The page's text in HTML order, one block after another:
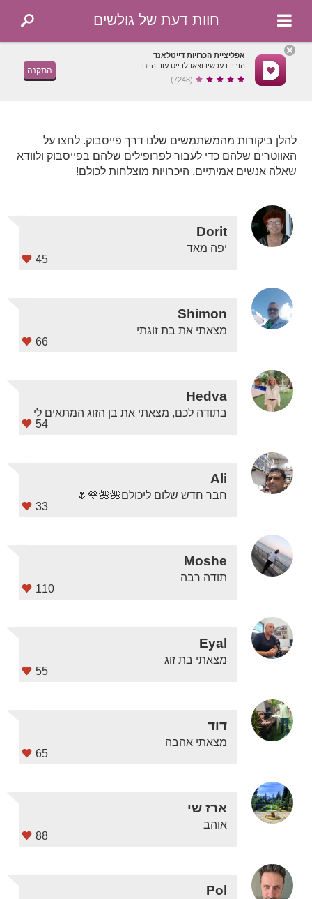
חוות דעת של גולשים
אפליציית הכרויות דייטלאנד
הורידו עכשיו וצאו לדייט עוד היום!
(7248)
התקנה
להלן ביקורות מהמשתמשים שלנו דרך פייסבוק. לחצו על
האווטרים שלהם כדי לעבור לפרופילים שלהם בפייסבוק ולוודא
שאלה אנשים אמיתיים. היכרויות מוצלחות לכולם!
45
Dorit
יפה מאד
66
Shimon
מצאתי את בת זוגתי
54
Hedva
בתודה לכם, מצאתי את בן הזוג המתאים לי
33
Ali
חבר חדש שלום ליכולם🌺🌺🌹🌷
110
Moshe
תודה רבה
55
Eyal
מצאתי בת זוג
65
דוד
מצאתי אהבה
88
ארז שי
אוהב
Pol